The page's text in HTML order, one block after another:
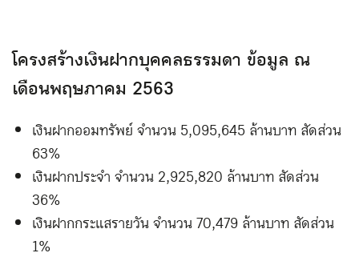
โครงสร้างเงินฝากบุคคลธรรมดา ข้อมูล ณ
เดือนพฤษภาคม 2563
เงินฝากออมทรัพย์ จำนวน 5,095,645 ล้านบาท สัดส่วน
63%
เงินฝากประจำ จำนวน 2,925,820 ล้านบาท สัดส่วน
36%
เงินฝากกระแสรายวัน จำนวน 70,479 ล้านบาท สัดส่วน
1%